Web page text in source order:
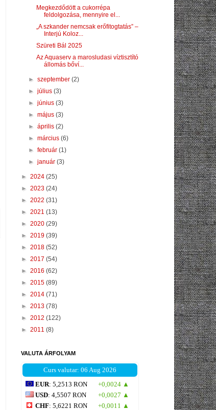
Megkezdődött a cukorrépa
feldolgozása, mennyire el...
„A szkander nemcsak erőfitogtatás” –
Interjú Koloz...
Szüreti Bál 2025
Az Aquaserv a marosludasi víztisztító
állomás bőví...
►szeptember(2)
►július(3)
►június(3)
►május(3)
►április(2)
►március(6)
►február(1)
►január(3)
► 2024 (25)
► 2023 (24)
► 2022 (31)
► 2021 (13)
► 2020 (29)
► 2019 (39)
► 2018 (52)
► 2017 (54)
► 2016 (62)
► 2015 (89)
► 2014 (71)
► 2013 (78)
► 2012 (122)
► 2011 (8)
VALUTA ÁRFOLYAM
Curs valutar: 06 Aug 2026
EUR: 5,2513 RON
+0,0024 ▲
USD: 4,5507 RON
+0,0027 ▲
CHF: 5,6221 RON
+0,0011 ▲